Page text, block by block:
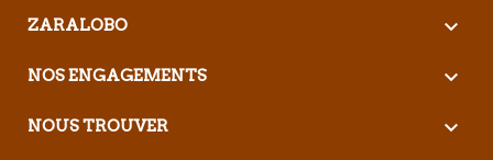
ZARALOBO 
NOS ENGAGEMENTS 
NOUS TROUVER 